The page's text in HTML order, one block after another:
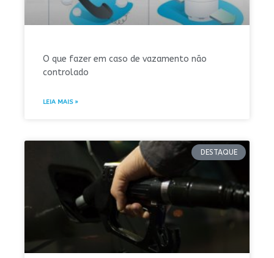
O que fazer em caso de vazamento não
controlado
LEIA MAIS »
DESTAQUE